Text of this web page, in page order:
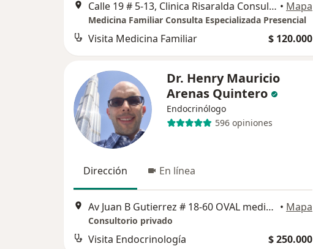
Calle 19 # 5-13, Clinica Risaralda Consultorio 816, Pereira • Mapa
Medicina Familiar Consulta Especializada Presencial
Visita Medicina Familiar $ 120.000
Dr. Henry Mauricio
Arenas Quintero
Endocrinólogo
596 opiniones
Dirección En línea
Av Juan B Gutierrez # 18-60 OVAL medica Consultorio 1007, Pereira • Mapa
Consultorio privado
Visita Endocrinología $ 250.000